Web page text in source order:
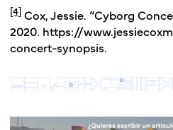
[4] Cox, Jessie. “Cyborg
2020. https://
concert-synopsis.